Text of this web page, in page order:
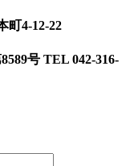
町4-12-22
号 TEL 042-316-